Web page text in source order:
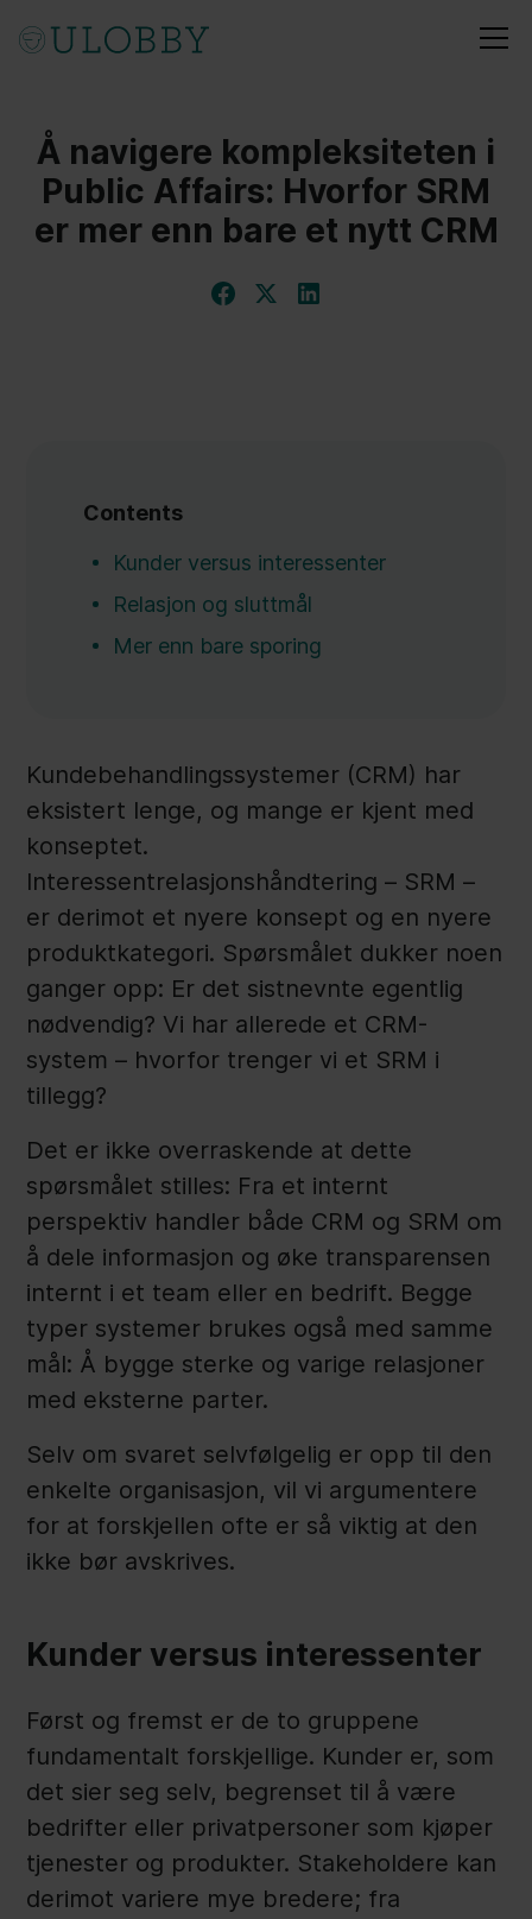
Å navigere kompleksiteten i
Public Affairs: Hvorfor SRM
er mer enn bare et nytt CRM
Contents
Kunder versus interessenter
Relasjon og sluttmål
Mer enn bare sporing
Kundebehandlingssystemer (CRM) har
eksistert lenge, og mange er kjent med
konseptet.
Interessentrelasjonshåndtering – SRM –
er derimot et nyere konsept og en nyere
produktkategori. Spørsmålet dukker noen
ganger opp: Er det sistnevnte egentlig
nødvendig? Vi har allerede et CRM-
system – hvorfor trenger vi et SRM i
tillegg?
Det er ikke overraskende at dette
spørsmålet stilles: Fra et internt
perspektiv handler både CRM og SRM om
å dele informasjon og øke transparensen
internt i et team eller en bedrift. Begge
typer systemer brukes også med samme
mål: Å bygge sterke og varige relasjoner
med eksterne parter.
Selv om svaret selvfølgelig er opp til den
enkelte organisasjon, vil vi argumentere
for at forskjellen ofte er så viktig at den
ikke bør avskrives.
Kunder versus interessenter
Først og fremst er de to gruppene
fundamentalt forskjellige. Kunder er, som
det sier seg selv, begrenset til å være
bedrifter eller privatpersoner som kjøper
tjenester og produkter. Stakeholdere kan
derimot variere mye bredere; fra